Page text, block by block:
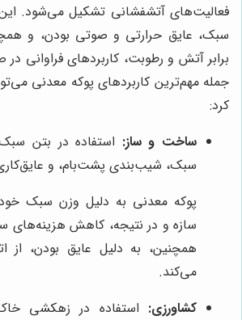
فعالیت‌های آتشفشانی تشکیل می‌شود.
سبک، عایق حرارتی و صوتی بودن، و
برابر آتش و رطوبت، کاربردهای فراوانی در
جمله مهم‌ترین کاربردهای پوکه معدنی
کرد:
ساخت و ساز: استفاده در بتن
سبک، شیب‌بندی پشت‌بام، و
پوکه معدنی به دلیل وزن سبک
سازه و در نتیجه، کاهش
همچنین، به دلیل عایق بودن، از
می‌کند.
کشاورزی: استفاده در زهکشی